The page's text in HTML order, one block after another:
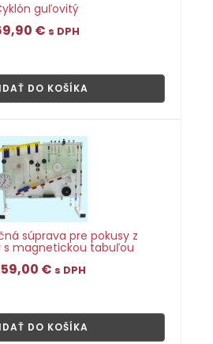
guľovitý
€ s DPH
DO KOŠÍKA
súprava pre pokusy z
s magnetickou tabuľou
€ s DPH
DO KOŠÍKA